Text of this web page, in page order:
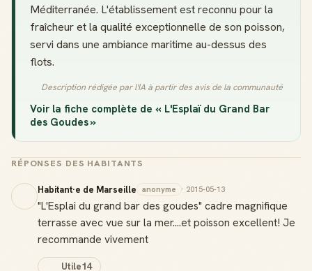
Méditerranée. L'établissement est reconnu pour la
fraîcheur et la qualité exceptionnelle de son poisson,
servi dans une ambiance maritime au-dessus des
flots.
Description rédigée par l'IA à partir des avis de la communauté
Voir la fiche complète de « L'Esplaï du Grand Bar
des Goudes »
RÉPONSES DES HABITANTS
Habitant·e de Marseille anonyme · 2015-05-13
"L'Esplai du grand bar des goudes" cadre magnifique
terrasse avec vue sur la mer....et poisson excellent! Je
recommande vivement
Utile14